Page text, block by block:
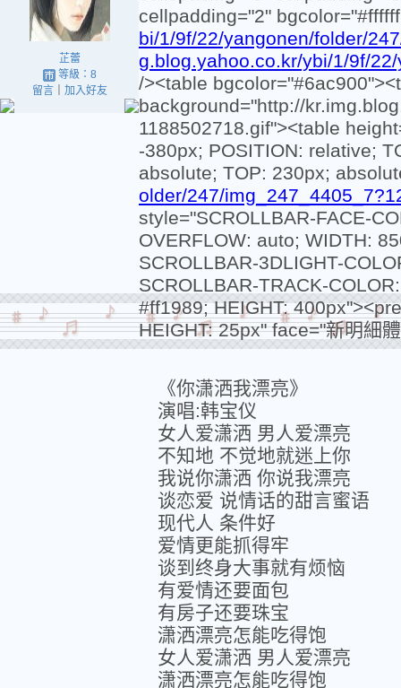
芷蕾
等級：8
留言｜ 加入好友
cellpadding="2"
bi/1/9f/22/yangonen/folder/
g.blog.yahoo.co.kr/ybi/1/9f/
/><table
background="http://
1188502718.gif"><table
-380px; POSITION: relative;
absolute; TOP: 230px;
older/247/
style="SCROLLBAR-FACE-
OVERFLOW: auto; WIDTH:
SCROLLBAR-3DLIGHT-
SCROLLBAR-TRACK-
#ff1989; HEIGHT:
HEIGHT: 25px" face="新明細
《你潇洒我漂亮》
演唱:韩宝仪
女人爱潇洒 男人爱漂亮
不知地 不觉地就迷上你
我说你潇洒 你说我漂亮
谈恋爱 说情话的甜言蜜语
现代人 条件好
爱情更能抓得牢
谈到终身大事就有烦恼
有爱情还要面包
有房子还要珠宝
潇洒漂亮怎能吃得饱
女人爱潇洒 男人爱漂亮
潇洒漂亮怎能吃得饱